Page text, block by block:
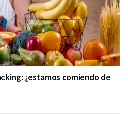
¿estamos comiendo de